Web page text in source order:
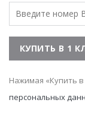
Нажимая «Купить в
персональных